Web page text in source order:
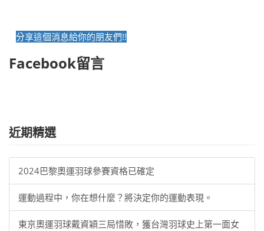
分享這個消息給你的朋友們!!
Facebook留言
近期精選
2024巴黎奧運羽球參賽資格已確定
運動過程中，你在想什麼？將決定你的運動表現。
東京奧運羽球戴資穎三局惜敗，獲台灣羽球史上第一面女